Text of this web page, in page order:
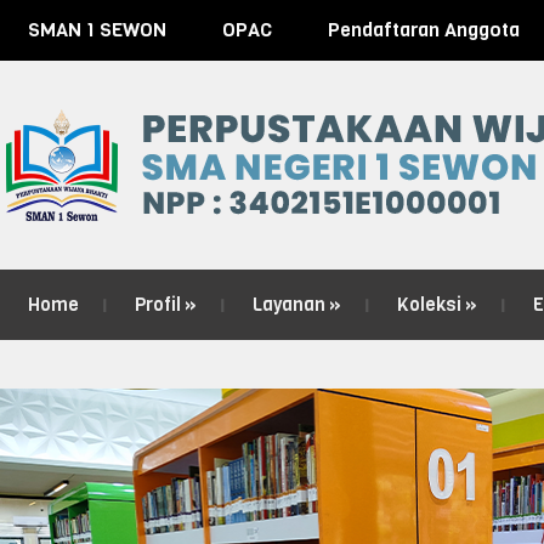
SMAN 1 SEWON OPAC Pendaftaran Anggota
Home Profil » Layanan » Koleksi »